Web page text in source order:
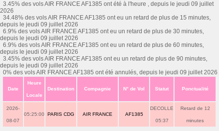
3.45% des vols AIR FRANCE AF1385 ont été à l'heure , depuis le jeudi 09 juillet
2026
34.48% des vols AIR FRANCE AF1385 ont eu un retard de plus de 15 minutes,
depuis le jeudi 09 juillet 2026
6.9% des vols AIR FRANCE AF1385 ont eu un retard de plus de 30 minutes,
depuis le jeudi 09 juillet 2026
6.9% des vols AIR FRANCE AF1385 ont eu un retard de plus de 60 minutes,
depuis le jeudi 09 juillet 2026
3.45% des vols AIR FRANCE AF1385 ont eu un retard de plus de 90 minutes,
depuis le jeudi 09 juillet 2026
0% des vols AIR FRANCE AF1385 ont été annulés, depuis le jeudi 09 juillet 2026
Date
Heure
Locale
Destination Compagnie N° de Vol Statut Ponctualité
2026-
08-07
05:25:00 PARIS CDG AIR FRANCE AF1385
DECOLLE
05:37
Retard de 12
minutes